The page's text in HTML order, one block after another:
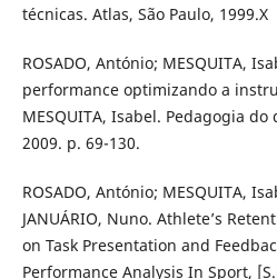
técnicas. Atlas, São Paulo, 1999.X
ROSADO, António; MESQUITA,
performance optimizando a
MESQUITA, Isabel. Pedagogia
2009. p. 69-130.
ROSADO, António; MESQUITA,
JANUÁRIO, Nuno. Athlete’s
on Task Presentation and
Performance Analysis In Sport,